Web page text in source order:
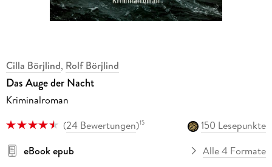
Cilla Börjlind, Rolf Börjlind
Das Auge der Nacht
Kriminalroman
(24 Bewertungen)15
150 Lesepunkte
eBook epub
Alle 4 Formate